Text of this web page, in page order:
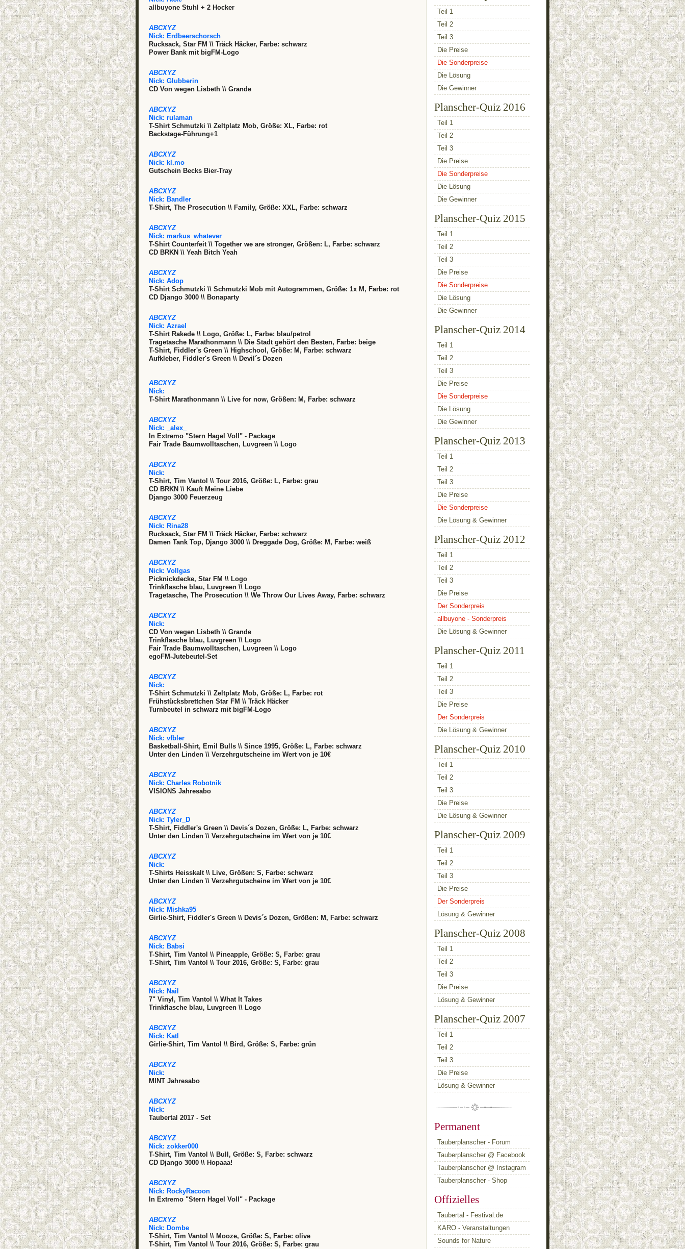
allbuyone Stuhl + 2 Hocker
ABCXYZ
Nick: Erdbeerschorsch
Rucksack, Star FM \\ Träck Häcker, Farbe: schwarz
Power Bank mit bigFM-Logo
ABCXYZ
Nick: Glubberin
CD Von wegen Lisbeth \\ Grande
ABCXYZ
Nick: rulaman
T-Shirt Schmutzki \\ Zeltplatz Mob, Größe: XL, Farbe: rot
Backstage-Führung+1
ABCXYZ
Nick: kl.mo
Gutschein Becks Bier-Tray
ABCXYZ
Nick: Bandler
T-Shirt, The Prosecution \\ Family, Größe: XXL, Farbe: schwarz
ABCXYZ
Nick: markus_whatever
T-Shirt Counterfeit \\ Together we are stronger, Größen: L, Farbe: schwarz
CD BRKN \\ Yeah Bitch Yeah
ABCXYZ
Nick: Adop
T-Shirt Schmutzki \\ Schmutzki Mob mit Autogrammen, Größe: 1x M, Farbe: rot
CD Django 3000 \\ Bonaparty
ABCXYZ
Nick: Azrael
T-Shirt Rakede \\ Logo, Größe: L, Farbe: blau/petrol
Tragetasche Marathonmann \\ Die Stadt gehört den Besten, Farbe: beige
T-Shirt, Fiddler's Green \\ Highschool, Größe: M, Farbe: schwarz
Aufkleber, Fiddler's Green \\ Devil´s Dozen
ABCXYZ
Nick:
T-Shirt Marathonmann \\ Live for now, Größen: M, Farbe: schwarz
ABCXYZ
Nick:
_alex_
In Extremo "Stern Hagel Voll" - Package
Fair Trade Baumwolltaschen, Luvgreen \\ Logo
ABCXYZ
Nick:
T-Shirt, Tim Vantol \\ Tour 2016, Größe: L, Farbe: grau
CD BRKN \\ Kauft Meine Liebe
Django 3000 Feuerzeug
ABCXYZ
Nick: Rina28
Rucksack, Star FM \\ Träck Häcker, Farbe: schwarz
Damen Tank Top, Django 3000 \\ Dreggade Dog, Größe: M, Farbe: weiß
ABCXYZ
Nick: Vollgas
Picknickdecke, Star FM \\ Logo
Trinkflasche blau, Luvgreen \\ Logo
Tragetasche, The Prosecution \\ We Throw Our Lives Away, Farbe: schwarz
ABCXYZ
Nick:
CD Von wegen Lisbeth \\ Grande
Trinkflasche blau, Luvgreen \\ Logo
Fair Trade Baumwolltaschen, Luvgreen \\ Logo
egoFM-Jutebeutel-Set
ABCXYZ
Nick:
T-Shirt Schmutzki \\ Zeltplatz Mob, Größe: L, Farbe: rot
Frühstücksbrettchen Star FM \\ Träck Häcker
Turnbeutel in schwarz mit bigFM-Logo
ABCXYZ
Nick: vfbler
Basketball-Shirt, Emil Bulls \\ Since 1995, Größe: L, Farbe: schwarz
Unter den Linden \\ Verzehrgutscheine im Wert von je 10€
ABCXYZ
Nick: Charles Robotnik
VISIONS Jahresabo
ABCXYZ
Nick: Tyler_D
T-Shirt, Fiddler's Green \\ Devis´s Dozen, Größe: L, Farbe: schwarz
Unter den Linden \\ Verzehrgutscheine im Wert von je 10€
ABCXYZ
Nick:
T-Shirts Heisskalt \\ Live, Größen: S, Farbe: schwarz
Unter den Linden \\ Verzehrgutscheine im Wert von je 10€
ABCXYZ
Nick: Mishka95
Girlie-Shirt, Fiddler's Green \\ Devis´s Dozen, Größen: M, Farbe: schwarz
ABCXYZ
Nick: Babsi
T-Shirt, Tim Vantol \\ Pineapple, Größe: S, Farbe: grau
T-Shirt, Tim Vantol \\ Tour 2016, Größe: S, Farbe: grau
ABCXYZ
Nick: Nail
7" Vinyl, Tim Vantol \\ What It Takes
Trinkflasche blau, Luvgreen \\ Logo
ABCXYZ
Nick: Katl
Girlie-Shirt, Tim Vantol \\ Bird, Größe: S, Farbe: grün
ABCXYZ
Nick:
MINT Jahresabo
ABCXYZ
Nick:
Taubertal 2017 - Set
ABCXYZ
Nick: zokker000
T-Shirt, Tim Vantol \\ Bull, Größe: S, Farbe: schwarz
CD Django 3000 \\ Hopaaa!
ABCXYZ
Nick: RockyRacoon
In Extremo "Stern Hagel Voll" - Package
ABCXYZ
Nick: Dombe
T-Shirt, Tim Vantol \\ Mooze, Größe: S, Farbe: olive
T-Shirt, Tim Vantol \\ Tour 2016, Größe: S, Farbe: grau
Teil 1
Teil 2
Teil 3
Die Preise
Die Sonderpreise
Die Lösung
Die Gewinner
Planscher-Quiz 2016
Teil 1
Teil 2
Teil 3
Die Preise
Die Sonderpreise
Die Lösung
Die Gewinner
Planscher-Quiz 2015
Teil 1
Teil 2
Teil 3
Die Preise
Die Sonderpreise
Die Lösung
Die Gewinner
Planscher-Quiz 2014
Teil 1
Teil 2
Teil 3
Die Preise
Die Sonderpreise
Die Lösung
Die Gewinner
Planscher-Quiz 2013
Teil 1
Teil 2
Teil 3
Die Preise
Die Sonderpreise
Die Lösung & Gewinner
Planscher-Quiz 2012
Teil 1
Teil 2
Teil 3
Die Preise
Der Sonderpreis
allbuyone - Sonderpreis
Die Lösung & Gewinner
Planscher-Quiz 2011
Teil 1
Teil 2
Teil 3
Die Preise
Der Sonderpreis
Die Lösung & Gewinner
Planscher-Quiz 2010
Teil 1
Teil 2
Teil 3
Die Preise
Die Lösung & Gewinner
Planscher-Quiz 2009
Teil 1
Teil 2
Teil 3
Die Preise
Der Sonderpreis
Lösung & Gewinner
Planscher-Quiz 2008
Teil 1
Teil 2
Teil 3
Die Preise
Lösung & Gewinner
Planscher-Quiz 2007
Teil 1
Teil 2
Teil 3
Die Preise
Lösung & Gewinner
Permanent
Tauberplanscher - Forum
Tauberplanscher @ Facebook
Tauberplanscher @ Instagram
Tauberplanscher - Shop
Offizielles
Taubertal - Festival.de
KARO - Veranstaltungen
Sounds for Nature